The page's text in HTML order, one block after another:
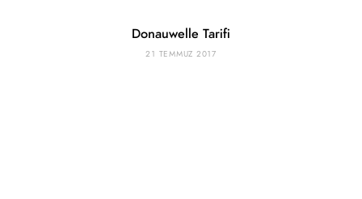
Donauwelle Tarifi
21 TEMMUZ 2017